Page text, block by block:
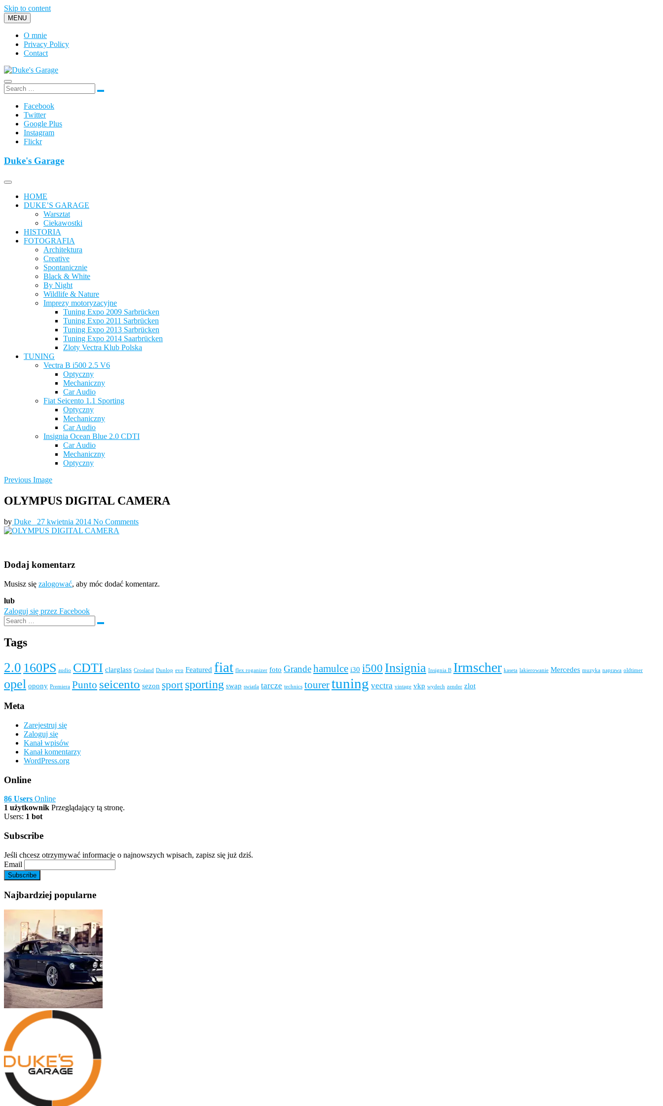
Skip to content
MENU
O mnie
Privacy Policy
Contact
Duke's Garage
Facebook
Twitter
Google Plus
Instagram
Flickr
Duke's Garage
HOME
DUKE’S GARAGE
Warsztat
Ciekawostki
HISTORIA
FOTOGRAFIA
Architektura
Creative
Spontanicznie
Black & White
By Night
Wildlife & Nature
Imprezy motoryzacyjne
Tuning Expo 2009 Sarbrücken
Tuning Expo 2011 Sarbrücken
Tuning Expo 2013 Sarbrücken
Tuning Expo 2014 Saarbrücken
Zloty Vectra Klub Polska
TUNING
Vectra B i500 2.5 V6
Optyczny
Mechaniczny
Car Audio
Fiat Seicento 1.1 Sporting
Optyczny
Mechaniczny
Car Audio
Insignia Ocean Blue 2.0 CDTI
Car Audio
Mechaniczny
Optyczny
Previous Image
OLYMPUS DIGITAL CAMERA
by Duke_ 27 kwietnia 2014 No Comments
Dodaj komentarz
Musisz się zalogować, aby móc dodać komentarz.
lub
Zaloguj się przez Facebook
Tags
2.0 160PS audio CDTI clarglass Crosland Dunlop evo Featured fiat flex roganizer foto Grandehamulce i30 i500 Insignia Insignia B Irmscher kaseta lakierowanie Mercedes muzyka naprawa oldtimer
opel opony Premiera Punto seicento sezon sport sporting swap swiatla tarcze technics tourertuning vectra vintage vkp wydech zender zlot
Meta
Zarejestruj się
Zaloguj się
Kanał wpisów
Kanał komentarzy
WordPress.org
Online
86 Users Online
1 użytkownik Przeglądający tą stronę.
Users: 1 bot
Subscribe
Jeśli chcesz otrzymywać informacje o najnowszych wpisach, zapisz się już dziś.
Email
Najbardziej popularne